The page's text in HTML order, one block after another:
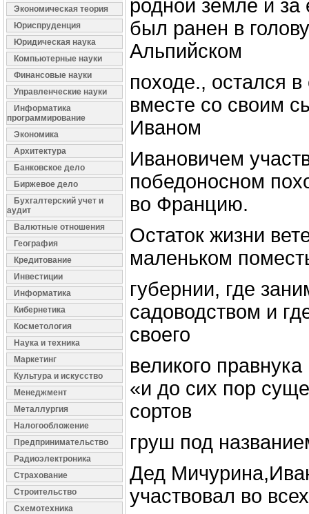
Экономическая теория
Юриспруденция
Юридическая наука
Компьютерные науки
Финансовые науки
Управленческие науки
Информатика
программирование
Экономика
Архитектура
Банковское дело
Биржевое дело
Бухгалтерский учет и
аудит
Валютные отношения
География
Кредитование
Инвестиции
Информатика
Кибернетика
Косметология
Наука и техника
Маркетинг
Культура и искусство
Менеджмент
Металлургия
Налогообложение
Предпринимательство
Радиоэлектроника
Страхование
Строительство
Схемотехника
родной земле и
был ранен в
Альпийском
походе., остался
вместе со своим
Иваном
Ивановичем
победоносном
во Францию.
Остаток жизни
маленьком
губернии, где
садоводством и
своего
великого
«и до сих пор
сортов
груш под
Дед
участвовал во